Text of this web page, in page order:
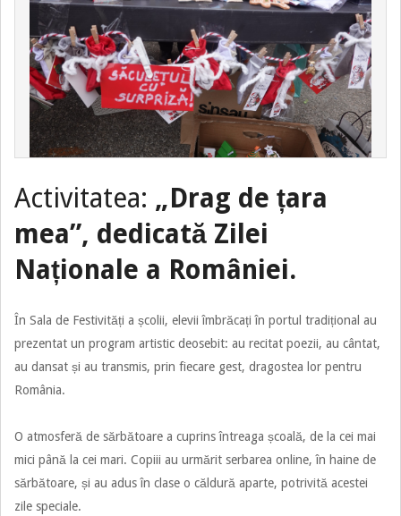
Activitatea: „Drag de țara
mea”, dedicată Zilei
Naționale a României.
În Sala de Festivități a școlii, elevii îmbrăcați în portul tradițional au
prezentat un program artistic deosebit: au recitat poezii, au cântat,
au dansat și au transmis, prin fiecare gest, dragostea lor pentru
România.
O atmosferă de sărbătoare a cuprins întreaga școală, de la cei mai
mici până la cei mari. Copiii au urmărit serbarea online, în haine de
sărbătoare, și au adus în clase o căldură aparte, potrivită acestei
zile speciale.